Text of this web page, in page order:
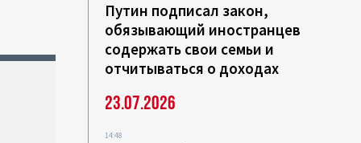
Путин подписал закон,
обязывающий иностранцев
содержать свои семьи и
отчитываться о доходах
23.07.2026
14:48